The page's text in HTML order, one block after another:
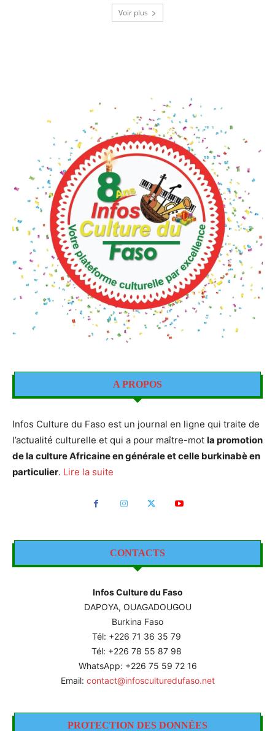
Voir plus
A PROPOS
Infos Culture du Faso est un journal en ligne qui traite de
l’actualité culturelle et qui a pour maître-mot la promotion
de la culture Africaine en générale et celle burkinabè en
particulier. Lire la suite
CONTACTS
Infos Culture du Faso
DAPOYA, OUAGADOUGOU
Burkina Faso
Tél: +226 71 36 35 79
Tél: +226 78 55 87 98
WhatsApp: +226 75 59 72 16
Email: contact@infosculturedufaso.net
PROTECTION DES DONNÉES